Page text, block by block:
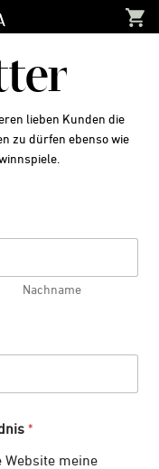
lieben Kunden die
zu dürfen ebenso wie
Nachname
*
Website meine